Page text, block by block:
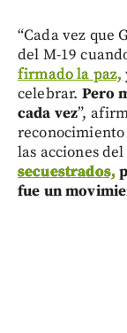
“Cada vez que
del M-19
firmado la paz,
celebrar. Pero
cada vez”,
las acciones
secuestrados,
fue un